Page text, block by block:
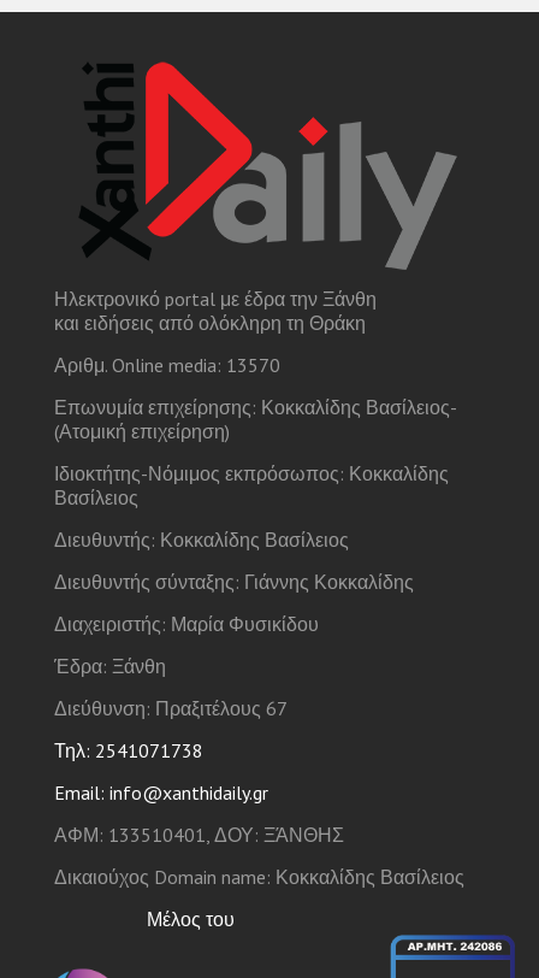
Ηλεκτρονικό portal με έδρα την Ξάνθη
και ειδήσεις από ολόκληρη τη Θράκη
Αριθμ. Online media: 13570
Επωνυμία επιχείρησης: Κοκκαλίδης Βασίλειος-
(Ατομική επιχείρηση)
Ιδιοκτήτης-Νόμιμος εκπρόσωπος: Κοκκαλίδης
Βασίλειος
Διευθυντής: Κοκκαλίδης Βασίλειος
Διευθυντής σύνταξης: Γιάννης Κοκκαλίδης
Διαχειριστής: Μαρία Φυσικίδου
Έδρα: Ξάνθη
Διεύθυνση: Πραξιτέλους 67
Τηλ: 2541071738
Email: info@xanthidaily.gr
ΑΦΜ: 133510401, ΔΟΥ: ΞΆΝΘΗΣ
Δικαιούχος Domain name: Κοκκαλίδης Βασίλειος
Μέλος του